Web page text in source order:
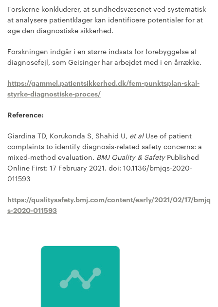
Forskerne konkluderer, at sundhedsvæsenet ved systematisk
at analysere patientklager kan identificere potentialer for at
øge den diagnostiske sikkerhed.
Forskningen indgår i en større indsats for forebyggelse af
diagnosefejl, som Geisinger har arbejdet med i en årrække.
https://gammel.patientsikkerhed.dk/fem-punktsplan-skal-
styrke-diagnostiske-proces/
Reference:
Giardina TD, Korukonda S, Shahid U, et al Use of patient
complaints to identify diagnosis-related safety concerns: a
mixed-method evaluation. BMJ Quality & Safety Published
Online First: 17 February 2021. doi: 10.1136/bmjqs-2020-
011593
https://qualitysafety.bmj.com/content/early/2021/02/17/bmjq
s-2020-011593